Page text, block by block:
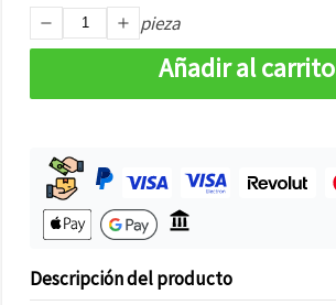
pieza
Añadir al carrito
Descripción del producto